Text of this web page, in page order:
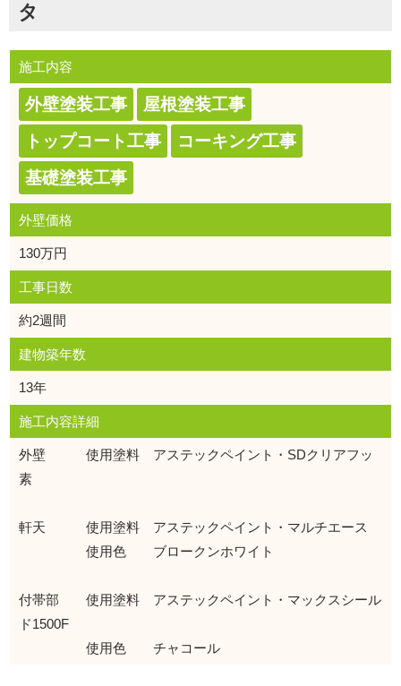
タ
施工内容
外壁塗装工事
屋根塗装工事
トップコート工事
コーキング工事
基礎塗装工事
外壁価格
130万円
工事日数
約2週間
建物築年数
13年
施工内容詳細
外壁 使用塗料 アステックペイント・SDクリアフッ
素
軒天 使用塗料 アステックペイント・マルチエース
使用色 ブロークンホワイト
付帯部 使用塗料 アステックペイント・マックスシール
ド1500F
使用色 チャコール